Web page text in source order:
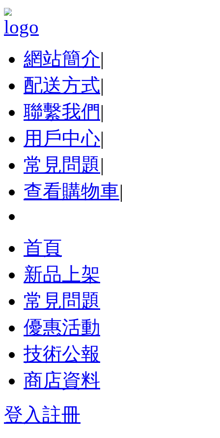
網站簡介|
配送方式|
聯繫我們|
用戶中心|
常見問題|
查看購物車|
首頁
新品上架
常見問題
優惠活動
技術公報
商店資料
登入註冊